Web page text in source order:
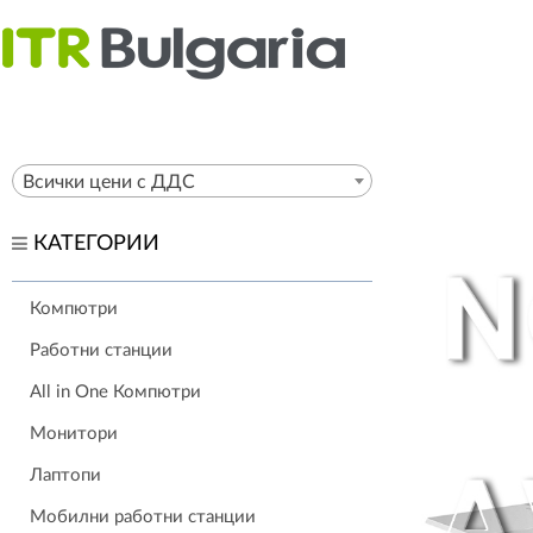
Всички цени с ДДС
КАТЕГОРИИ
Компютри
Работни станции
All in One Компютри
Монитори
Лаптопи
Мобилни работни станции